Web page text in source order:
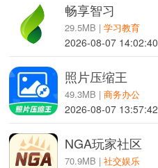
畅享智习
29.5MB |学习教育
2026-08-07 14:02:40
照片压缩王
49.3MB |商务办公
2026-08-07 13:57:42
NGA玩家社区
70.9MB |社交娱乐